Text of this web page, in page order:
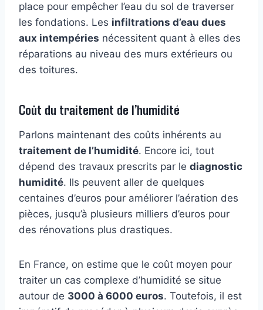
place pour empêcher l’eau du sol de traverser
les fondations. Les infiltrations d’eau dues
aux intempéries nécessitent quant à elles des
réparations au niveau des murs extérieurs ou
des toitures.
Coût du traitement de l’humidité
Parlons maintenant des coûts inhérents au
traitement de l’humidité. Encore ici, tout
dépend des travaux prescrits par le diagnostic
humidité. Ils peuvent aller de quelques
centaines d’euros pour améliorer l’aération des
pièces, jusqu’à plusieurs milliers d’euros pour
des rénovations plus drastiques.
En France, on estime que le coût moyen pour
traiter un cas complexe d’humidité se situe
autour de 3000 à 6000 euros. Toutefois, il est